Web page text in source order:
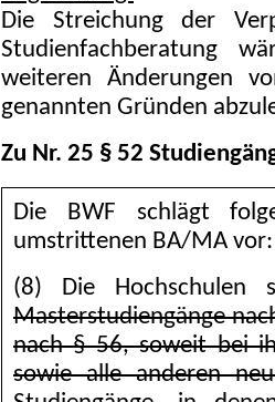
Die Streichung der
Studienfachberatung
weiteren Änderungen
genannten Gründen
Zu Nr. 25 § 52
Die BWF schlägt
umstrittenen BA/MA vor:
(8) Die Hochschulen
Masterstudiengänge
nach § 56, soweit bei
sowie alle anderen